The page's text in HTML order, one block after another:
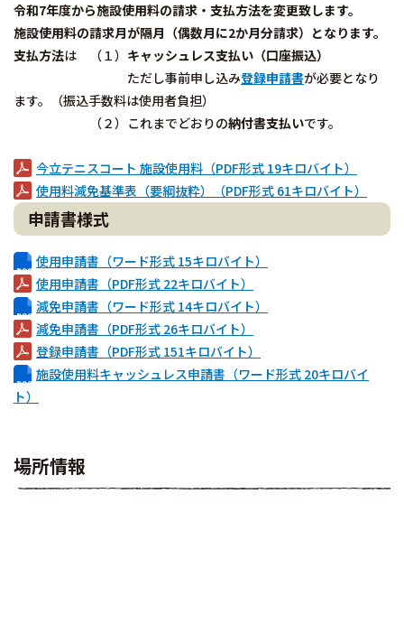
令和7年度から施設使用料の請求・支払方法を変更致します。
施設使用料の請求月が隔月（偶数月に2か月分請求）となります。
支払方法は （１） キャッシュレス支払い（口座振込）
ただし事前申し込み登録申請書が必要となり
ます。（振込手数料は使用者負担）
（２）これまでどおりの納付書支払いです。
今立テニスコート 施設使用料（PDF形式 19キロバイト）
使用料減免基準表（要綱抜粋）（PDF形式 61キロバイト）
申請書様式
使用申請書（ワード形式 15キロバイト）
使用申請書（PDF形式 22キロバイト）
減免申請書（ワード形式 14キロバイト）
減免申請書（PDF形式 26キロバイト）
登録申請書（PDF形式 151キロバイト）
施設使用料キャッシュレス申請書（ワード形式 20キロバイ
ト）
場所情報